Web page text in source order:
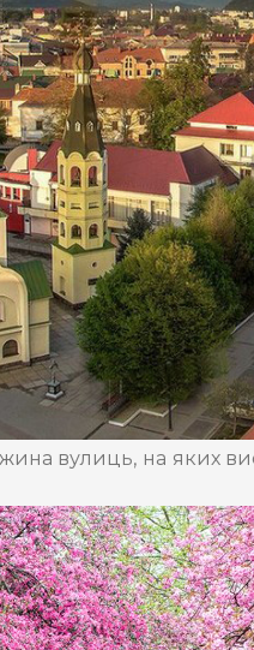
вулиць, на яких